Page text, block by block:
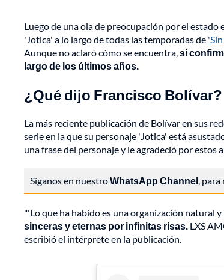
Luego de una ola de preocupación por el
'Jotica' a lo largo de todas las temporadas de
Aunque no aclaró cómo se encuentra,sí
largo de los últimos años.
¿Qué dijo Francisco Bolívar?
La más reciente publicación de Bolívar en sus
serie en la que su personaje 'Jotica' está
una frase del personaje y le agradeció por estos
Síganos en nuestroWhatsApp Channel,
"'Lo que ha habido es una organización natural
sinceras y eternas por infinitas risas. LXS
escribió el intérprete en la publicación.